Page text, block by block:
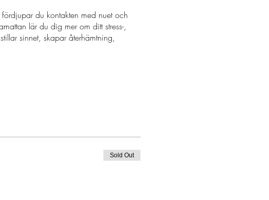
du kontakten med nuet och
lär du dig mer om ditt stress-,
sinnet, skapar återhämtning,
vad du vill för dig själv och
Sold Out